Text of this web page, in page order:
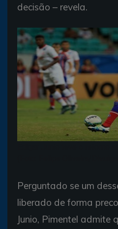
decisão – revela.
Perguntado se um
liberado de forma
Junio, Pimentel admite